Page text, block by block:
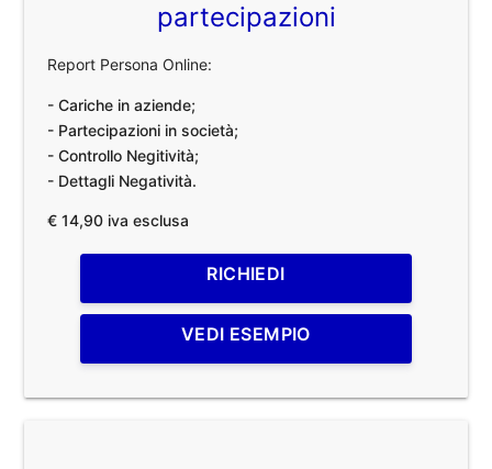
partecipazioni
Report Persona Online:
- Cariche in aziende;
- Partecipazioni in società;
- Controllo Negitività;
- Dettagli Negatività.
€ 14,90 iva esclusa
RICHIEDI
VEDI ESEMPIO